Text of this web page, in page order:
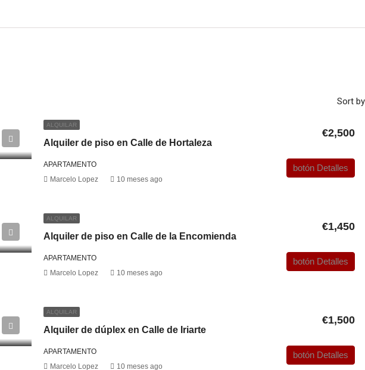
Sort
ALQUILAR
Alquiler de piso en Calle de Hortaleza
€2,500
APARTAMENTO botón Detalles
Marcelo Lopez 10 meses ago
ALQUILAR
Alquiler de piso en Calle de la Encomienda
€1,450
APARTAMENTO botón Detalles
Marcelo Lopez 10 meses ago
ALQUILAR
Alquiler de dúplex en Calle de Iriarte
€1,500
APARTAMENTO botón Detalles
Marcelo Lopez 10 meses ago